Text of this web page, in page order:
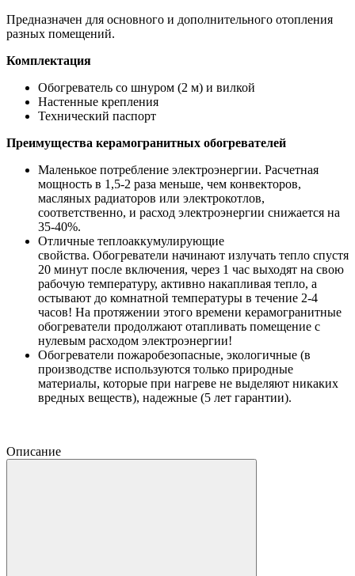
Предназначен для основного и дополнительного отопления
разных помещений.
Комплектация
Обогреватель со шнуром (2 м) и вилкой
Настенные крепления
Технический паспорт
Преимущества керамогранитных обогревателей
Маленькое потребление электроэнергии. Расчетная
мощность в 1,5-2 раза меньше, чем конвекторов,
масляных радиаторов или электрокотлов,
соответственно, и расход электроэнергии снижается на
35-40%.
Отличные теплоаккумулирующие
свойства. Обогреватели начинают излучать тепло спустя
20 минут после включения, через 1 час выходят на свою
рабочую температуру, активно накапливая тепло, а
остывают до комнатной температуры в течение 2-4
часов! На протяжении этого времени керамогранитные
обогреватели продолжают отапливать помещение с
нулевым расходом электроэнергии!
Обогреватели пожаробезопасные, экологичные (в
производстве используются только природные
материалы, которые при нагреве не выделяют никаких
вредных веществ), надежные (5 лет гарантии).
Описание